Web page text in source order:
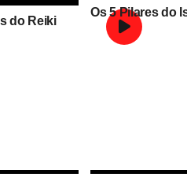
do Reiki
Os 5 Pilares do